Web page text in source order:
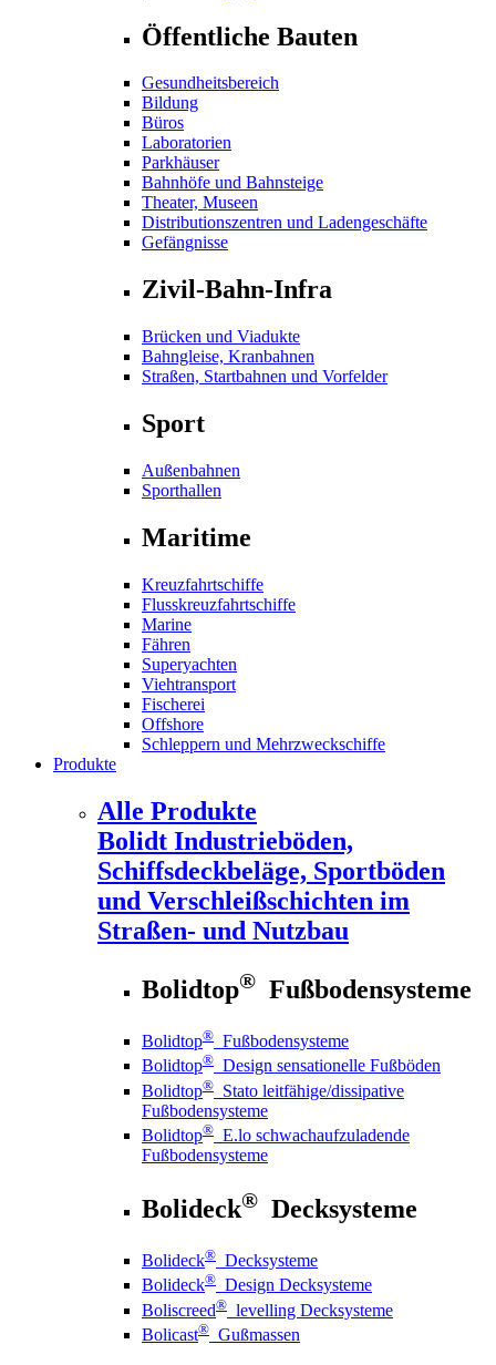
Öffentliche Bauten
Gesundheitsbereich
Bildung
Büros
Laboratorien
Parkhäuser
Bahnhöfe und Bahnsteige
Theater, Museen
Distributionszentren und Ladengeschäfte
Gefängnisse
Zivil-Bahn-Infra
Brücken und Viadukte
Bahngleise, Kranbahnen
Straßen, Startbahnen und Vorfelder
Sport
Außenbahnen
Sporthallen
Maritime
Kreuzfahrtschiffe
Flusskreuzfahrtschiffe
Marine
Fähren
Superyachten
Viehtransport
Fischerei
Offshore
Schleppern und Mehrzweckschiffe
Produkte
Alle Produkte
Bolidt Industrieböden,
Schiffsdeckbeläge, Sportböden
und Verschleißschichten im
Straßen- und Nutzbau
Bolidtop® Fußbodensysteme
Bolidtop® Fußbodensysteme
Bolidtop® Design sensationelle Fußböden
Bolidtop® Stato leitfähige/dissipative
Fußbodensysteme
Bolidtop® E.lo schwachaufzuladende
Fußbodensysteme
Bolideck® Decksysteme
Bolideck® Decksysteme
Bolideck® Design Decksysteme
Boliscreed® levelling Decksysteme
Bolicast® Gußmassen